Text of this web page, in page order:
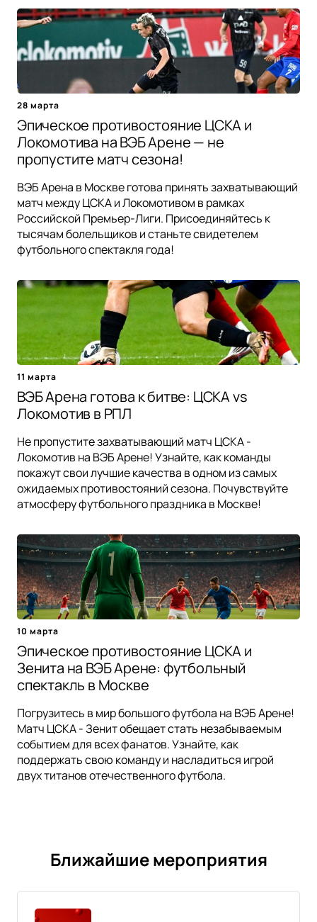
28 марта
Эпическое противостояние ЦСКА и
Локомотива на ВЭБ Арене — не
пропустите матч сезона!
ВЭБ Арена в Москве готова принять захватывающий
матч между ЦСКА и Локомотивом в рамках
Российской Премьер-Лиги. Присоединяйтесь к
тысячам болельщиков и станьте свидетелем
футбольного спектакля года!
11 марта
ВЭБ Арена готова к битве: ЦСКА vs
Локомотив в РПЛ
Не пропустите захватывающий матч ЦСКА -
Локомотив на ВЭБ Арене! Узнайте, как команды
покажут свои лучшие качества в одном из самых
ожидаемых противостояний сезона. Почувствуйте
атмосферу футбольного праздника в Москве!
10 марта
Эпическое противостояние ЦСКА и
Зенита на ВЭБ Арене: футбольный
спектакль в Москве
Погрузитесь в мир большого футбола на ВЭБ Арене!
Матч ЦСКА - Зенит обещает стать незабываемым
событием для всех фанатов. Узнайте, как
поддержать свою команду и насладиться игрой
двух титанов отечественного футбола.
Ближайшие мероприятия